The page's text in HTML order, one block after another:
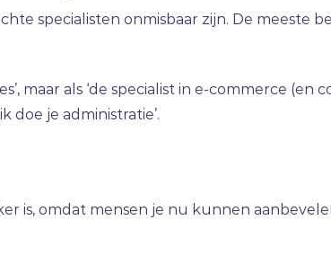
specialisten onmisbaar zijn. De meeste
maar als ‘de specialist in e-commerce (en
doe je administratie’.
is, omdat mensen je nu kunnen aanbevelen